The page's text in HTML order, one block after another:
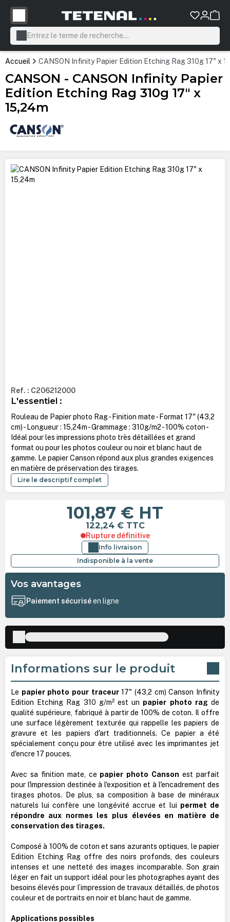
principal
Accueil CANSON Infinity Papier Edition Etching Rag 310g 17" x
CANSON - CANSON Infinity Papier
Edition Etching Rag 310g 17" x
15,24m
Ignorer la galerie d'images
Ref. : C206212000
L'essentiel :
Rouleau de Papier photo Rag - Finition mate - Format 17" (43,2
cm) - Longueur : 15,24m - Grammage : 310g/m2 - 100% coton -
Idéal pour les impressions photo très détaillées et grand
format ou pour les photos couleur ou noir et blanc haut de
gamme. Le papier Canson répond aux plus grandes exigences
en matière de préservation des tirages.
Lire le descriptif complet
101,87 € HT
122,24 € TTC
Rupture définitive
Info livraison
Indisponible à la vente
Vos avantages
Paiement sécuriséen ligne
Informations sur le produit
Le papier photo pour traceur17" (43,2 cm) Canson Infinity
Edition Etching Rag 310 g/m² est un papier photo rag de
qualité supérieure, fabriqué à partir de 100% de coton. Il offre
une surface légèrement texturée qui rappelle les papiers de
gravure et les papiers d'art traditionnels. Ce papier a été
spécialement conçu pour être utilisé avec les imprimantes jet
d'encre 17 pouces.
Avec sa finition mate, ce papier photo Canson est parfait
pour l'impression destinée à l'exposition et à l'encadrement des
tirages photos. De plus, sa composition à base de minéraux
naturels lui confère une longévité accrue et lui permet de
répondre aux normes les plus élevées en matière de
conservation des tirages.
Composé à 100% de coton et sans azurants optiques, le papier
Edition Etching Rag offre des noirs profonds, des couleurs
intenses et une netteté des images incomparable. Son grain
léger en fait un support idéal pour les photographes ayant des
besoins élevés pour l’impression de travaux détaillés, de photos
couleur et de portraits en noir et blanc haut de gamme.
Applications possibles